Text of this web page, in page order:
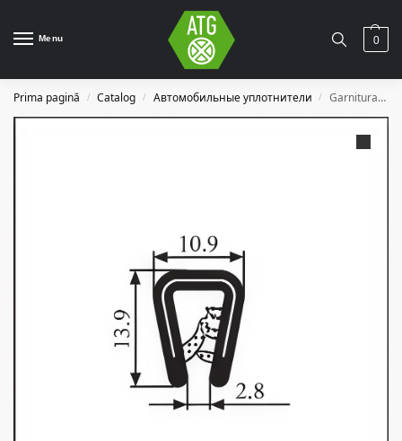
Menu 0
Prima pagină / Catalog / Автомобильные уплотнители / Garnitura auto A23